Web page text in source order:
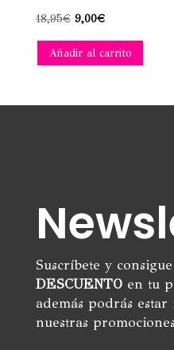
18,95€ El
original
9,00€El
actual
Añadir al carrito
Suscríbete y
DESCUENTOen tu
además podrás
nuestras promociones